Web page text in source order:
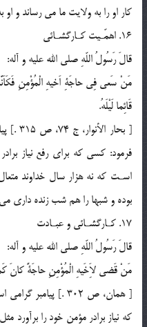
كار او را به ولايت ما مى رساند و
16. اهمّـيت كـارگشـائى
قالَ رَسُولُ اللّهِ صلي الله عليه و آله:
مَنْ سَعى فِى حاجَةِ اَخيهِ الْمُؤْمِنِ
قَائِما لَيْلَهُ.
[
فرمود: كسى كه براى رفع نياز
اسـت كه نه هزار سال خداوند
بوده و شبها را هم شب زنده دارى
17. كـارگشـائى و عبـادت
قالَ رَسُولُ اللّهِ صلي الله عليه و آله:
مَنْ قَضى لاَِخَيهِ الْمُؤْمِنِ حاجَةً كانَ
[ همان، ص 302 .]
كه نياز برادر مؤمن خود را